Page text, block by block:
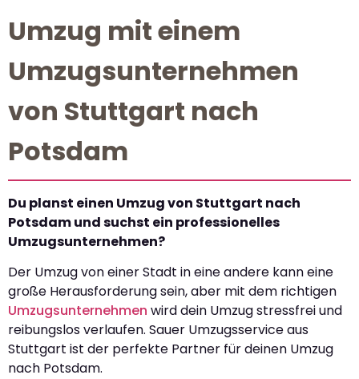
Umzug mit einem
Umzugsunternehmen
von Stuttgart nach
Potsdam
Du planst einen Umzug von Stuttgart nach
Potsdam und suchst ein professionelles
Umzugsunternehmen?
Der Umzug von einer Stadt in eine andere kann eine
große Herausforderung sein, aber mit dem richtigen
Umzugsunternehmen wird dein Umzug stressfrei und
reibungslos verlaufen. Sauer Umzugsservice aus
Stuttgart ist der perfekte Partner für deinen Umzug
nach Potsdam.